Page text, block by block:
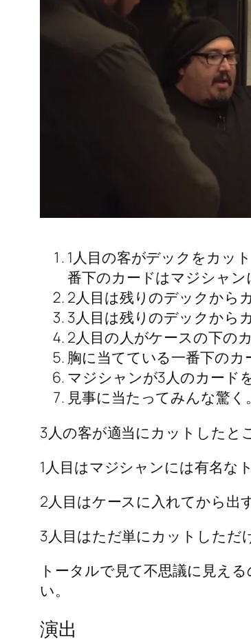
1人目の客がデックをカッ
番下のカードはマジシャ
2人目は残りのデックから
3人目は残りのデックから
2人目の人がケースの下の
胸に当てている一番下のカ
マジシャンが3人のカード
見事に当たってみんな驚
3人の客が適当にカットしたと
1人目はマジシャンには有名な
2人目はケースに入れてから出
3人目はただ単にカットしただ
トータルで見て不思議に見え
い。
演出